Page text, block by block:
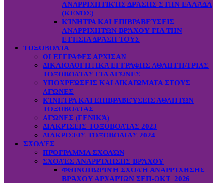
ΑΝΑΡΡΙΧΗΤΙΚΉΣ ΔΡΆΣΗΣ ΣΤΗΝ ΕΛΛΆΔΑ
(ΚΕΝΌΣ)
ΚΊΝΗΤΡΑ ΚΑΙ ΕΠΙΒΡΑΒΕΎΣΕΙΣ
ΑΝΑΡΡΙΧΗΤΏΝ ΒΡΆΧΟΥ ΓΙΑ ΤΗΝ
ΕΤΉΣΙΑ ΔΡΆΣΗ ΤΟΥΣ
ΤΟΞΟΒΟΛΊΑ
ΟΙ ΕΓΓΡΑΦΕΣ ΑΡΧΙΣΑΝ
ΔΙΚΑΙΟΛΟΓΗΤΙΚΆ ΕΓΓΡΑΦΗΣ ΑΘΛΗΤΉ/ΤΡΙΑΣ
ΤΟΞΟΒΟΛΊΑΣ ΓΙΑ ΑΓΏΝΕΣ
ΥΠΟΧΡΕΏΣΕΙΣ ΚΑΙ ΔΙΚΑΙΏΜΑΤΑ ΣΤΟΥΣ
ΑΓΏΝΕΣ
ΚΊΝΗΤΡΑ ΚΑΙ ΕΠΙΒΡΑΒΕΎΣΕΙΣ ΑΘΛΗΤΏΝ
ΤΟΞΟΒΟΛΊΑΣ
ΑΓΏΝΕΣ (ΓΕΝΙΚΆ)
ΔΙΑΚΡΊΣΕΙΣ ΤΟΞΟΒΟΛΊΑΣ 2023
ΔΙΑΚΡΙΣΕΙΣ ΤΟΞΟΒΟΛΙΑΣ 2024
ΣΧΟΛΈΣ
ΠΡΌΓΡΑΜΜΑ ΣΧΟΛΏΝ
ΣΧΟΛΈΣ ΑΝΑΡΡΊΧΗΣΗΣ ΒΡΆΧΟΥ
ΦΘΙΝΟΠΩΡΙΝΉ ΣΧΟΛΉ ΑΝΑΡΡΊΧΗΣΗΣ
ΒΡΆΧΟΥ ΑΡΧΑΡΊΩΝ ΣΕΠ-ΟΚΤ 2026